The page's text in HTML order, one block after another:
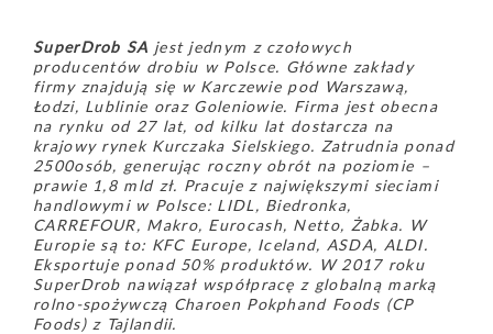
SuperDrob SA jest jednym z czołowych
producentów drobiu w Polsce. Główne zakłady
firmy znajdują się w Karczewie pod Warszawą,
Łodzi, Lublinie oraz Goleniowie. Firma jest obecna
na rynku od 27 lat, od kilku lat dostarcza na
krajowy rynek Kurczaka Sielskiego. Zatrudnia ponad
2500osób, generując roczny obrót na poziomie –
prawie 1,8 mld zł. Pracuje z największymi sieciami
handlowymi w Polsce: LIDL, Biedronka,
CARREFOUR, Makro, Eurocash, Netto, Żabka. W
Europie są to: KFC Europe, Iceland, ASDA, ALDI.
Eksportuje ponad 50% produktów. W 2017 roku
SuperDrob nawiązał współpracę z globalną marką
rolno-spożywczą Charoen Pokphand Foods (CP
Foods) z Tajlandii.